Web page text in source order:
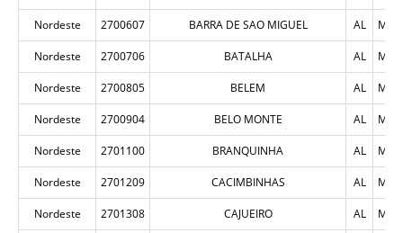
Nordeste 2700607 BARRA DE SAO MIGUEL AL
Nordeste 2700706 BATALHA AL
Nordeste 2700805 BELEM AL
Nordeste 2700904 BELO MONTE AL
Nordeste 2701100 BRANQUINHA AL
Nordeste 2701209 CACIMBINHAS AL
Nordeste 2701308 CAJUEIRO AL